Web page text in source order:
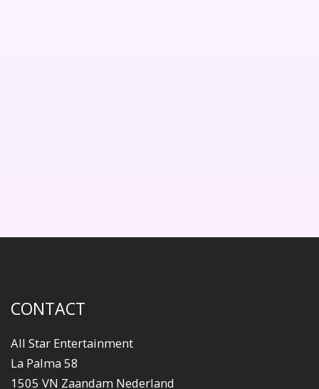
CONTACT
All Star Entertainment
La Palma 58
1505 VN Zaandam Nederland